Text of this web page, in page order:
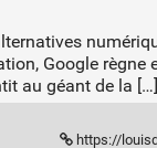
Google règne
au géant de la […]
https://